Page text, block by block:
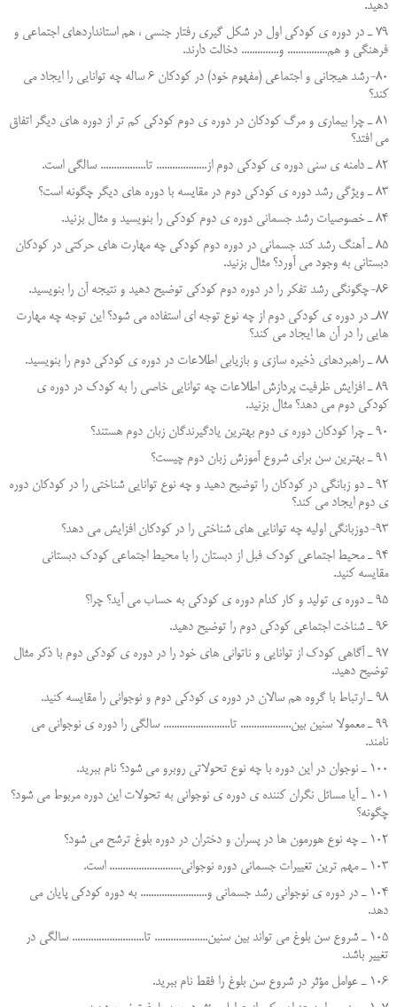
دهيد.
79 ـ در دوره ي كودكي اول در شكل گيري رفتار جنسي ، هم استانداردهاي اجتماعي و
فرهنگي و هم............... و.............. دخالت دارند.
80-رشد هیجانی و اجتماعی (مفهوم خود) در کودکان 6 ساله چه توانایی را ایجاد می
کند؟
81 ـ چرا بيماري و مرگ كودكان در دوره ي دوم كودكي كم تر از دوره هاي ديگر اتفاق
مي افتد؟
82 ـ دامنه ي سني دوره ي كودكي دوم از................... تا................. سالگي است.
83 ـ ويژگي رشد دوره ي كودكي دوم در مقايسه با دوره هاي ديگر چگونه است؟
84 ـ خصوصيات رشد جسماني دوره ي دوم كودكي را بنويسيد و مثال بزنيد.
85 ـ آهنگ رشد کند جسمانی در دوره دوم کودکی چه مهارت های حرکتی در کودکان
دبستانی به وجود می آورد؟ مثال بزنید.
86-چگونگی رشد تفکر را در دوره دوم کودکی توضیح دهید و نتیجه آن را بنویسید.
87ـ در دوره ي كودكي دوم از چه نوع توجه اي استفاده مي شود؟ این توجه چه مهارت
هایی را در آن ها ایجاد می کند؟
88 ـ راهبردهاي ذخيره سازي و بازيابي اطلاعات در دوره ي كودكي دوم را بنويسيد.
89 ـ افزايش ظرفيت پردازش اطلاعات چه توانايي خاصي را به كودك در دوره ي
كودكي دوم مي دهد؟ مثال بزنيد.
90 ـ چرا كودكان دوره ي دوم بهترين يادگيرندگان زبان دوم هستند؟
91 ـ بهترين سن براي شروع آموزش زبان دوم چيست؟
92 ـ دو زبانگي در كودكان را توضيح دهيد و چه نوع توانايي شناختي را در كودكان دوره
ي دوم ايجاد مي كند؟
93-دوزبانگی اولیه چه توانایی های شناختی را در کودکان افزایش می دهد؟
94 ـ محيط اجتماعي كودك فبل از دبستان را با محيط اجتماعي كودك دبستاني
مقايسه كنيد.
95 ـ دوره ي توليد و كار كدام دوره ي كودكي به حساب مي آيد؟ چرا؟
96 ـ شناخت اجتماعي كودكي دوم را توضيح دهيد.
97 ـ آگاهي كودك از توانايي و ناتواني هاي خود را در دوره ي كودكي دوم با ذكر مثال
توضيح دهيد.
98 ـ ارتباط با گروه هم سالان در دوره ي كودكي دوم و نوجواني را مقايسه كنيد.
99 ـ معمولا سنين بين................... تا......................... سالگي را دوره ي نوجواني مي
نامند.
100 ـ نوجوان در اين دوره با چه نوع تحولاتي روبرو مي شود؟ نام ببرید.
101 ـ آيا مسائل نگران كننده ي دوره ي نوجواني به تحولات اين دوره مربوط مي شود؟
چگونه؟
102 ـ چه نوع هورمون ها در پسران و دختران در دوره بلوغ ترشح مي شود؟
103 ـ مهم ترين تغييرات جسماني دوره نوجواني........................... است.
104 ـ در دوره ي نوجواني رشد جسماني و......................... به دوره كودكي پايان مي
دهد.
105 ـ شروع سن بلوغ مي تواند بين سنين.................... تا........................... سالگي در
تغيير باشد.
106 ـ عوامل مؤثر در شروع سن بلوغ را فقط نام ببريد.